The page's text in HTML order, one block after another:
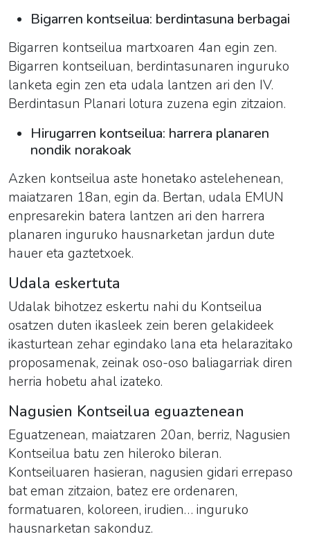
Bigarren kontseilua: berdintasuna berbagai
Bigarren kontseilua martxoaren 4an egin zen.
Bigarren kontseiluan, berdintasunaren inguruko
lanketa egin zen eta udala lantzen ari den IV.
Berdintasun Planari lotura zuzena egin zitzaion.
Hirugarren kontseilua: harrera planaren
nondik norakoak
Azken kontseilua aste honetako astelehenean,
maiatzaren 18an, egin da. Bertan, udala EMUN
enpresarekin batera lantzen ari den harrera
planaren inguruko hausnarketan jardun dute
hauer eta gaztetxoek.
Udala eskertuta
Udalak bihotzez eskertu nahi du Kontseilua
osatzen duten ikasleek zein beren gelakideek
ikasturtean zehar egindako lana eta helarazitako
proposamenak, zeinak oso-oso baliagarriak diren
herria hobetu ahal izateko.
Nagusien Kontseilua eguaztenean
Eguatzenean, maiatzaren 20an, berriz, Nagusien
Kontseilua batu zen hileroko bileran.
Kontseiluaren hasieran, nagusien gidari errepaso
bat eman zitzaion, batez ere ordenaren,
formatuaren, koloreen, irudien… inguruko
hausnarketan sakonduz.